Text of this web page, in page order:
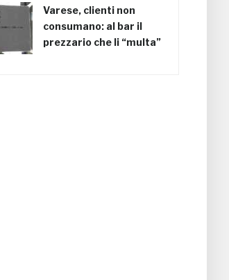
Varese, clienti non
consumano: al bar il
prezzario che li “multa”